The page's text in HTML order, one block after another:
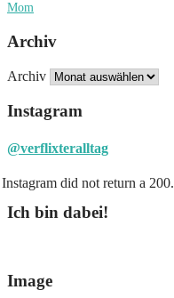
Mom
Archiv
Archiv
Instagram
@verflixteralltag
Instagram did not return a 200.
Ich bin dabei!
Image